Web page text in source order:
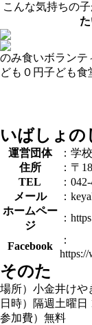
こんな気持ちの子
のみ食いボランテ
ども０円子ども食
いばしょの
運営団体
：学
住所
：〒
TEL
：
メール
：
ホームペー
ジ
：
Facebook
：
そのた
場所）小金井けや
日時）隔週土曜日
参加費）無料